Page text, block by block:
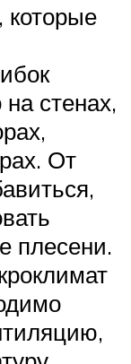
стенах,
От
плесени.